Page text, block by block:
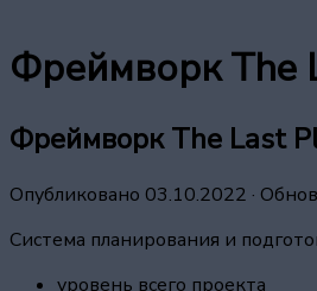
Фреймворк The
Фреймворк The Last
Опубликовано 03.10.2022 ·
Система планирования и
уровень всего проекта